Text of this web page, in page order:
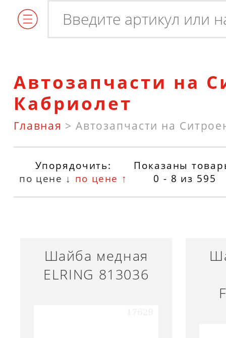
Автозапчасти на
Кабриолет
Главная > Автозапчасти на
Упорядочить:
по цене ↓ по цене ↑
Показаны
0 - 8 из 595
Шайба медная
ELRING 813036